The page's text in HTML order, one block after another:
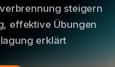
steigern
effektive Übungen
erklärt